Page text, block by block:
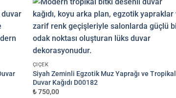
yüklemek için tıklayın
VEYA
ÇIÇEK
Siyah Zeminli Egzotik Muz Yaprağı ve Tropikal
Duvar Kağıdı D00182
₺ 750,00